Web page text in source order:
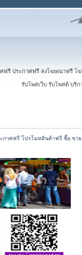
ฟรี ประกาศฟรี ลงโฆษณาฟรี โ
รับโพสเว็บ รับโพสต์ บริ
กาศฟรี โปรโมทสินค้าฟรี ซื้อ ขาย